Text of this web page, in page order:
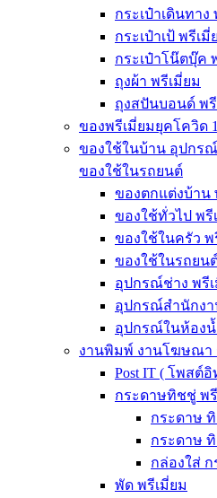
กระเป๋าเดินทาง
กระเป๋าเป้ พรีเมี่
กระเป๋าโน๊ตบุ๊ค
ถุงผ้า พรีเมี่ยม
ถุงสปันบอนด์ พรี
ของพรีเมี่ยมยุคโควิด
ของใช้ในบ้าน อุปกร
ของใช้ในรถยนต์
ของตกแต่งบ้าน
ของใช้ทั่วไป พรี
ของใช้ในครัว พ
ของใช้ในรถยน
อุปกรณ์ช่าง พรี
อุปกรณ์สำนักงา
อุปกรณ์ในห้องน้
งานพิมพ์ งานโฆษณา
Post IT ( โพสต์
กระดาษทิชชู่ พ
กระดาษ
กระดาษ
กล่องใส่
พัด พรีเมี่ยม